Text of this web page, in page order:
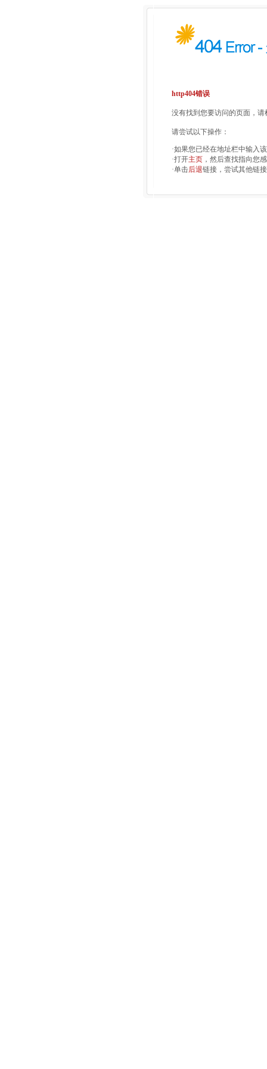
http404错误
没有找到您要访问的页面，
请尝试以下操作：
·如果您已经在地址栏中输入
·打开主页 ，然后查找指向您
·单击后退链接，尝试其他链